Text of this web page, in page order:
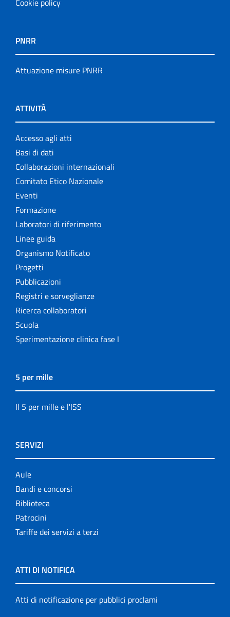
PNRR
Attuazione misure PNRR
ATTIVITÀ
Accesso agli atti
Basi di dati
Collaborazioni internazionali
Comitato Etico Nazionale
Eventi
Formazione
Laboratori di riferimento
Linee guida
Organismo Notificato
Progetti
Pubblicazioni
Registri e sorveglianze
Ricerca collaboratori
Scuola
Sperimentazione clinica fase I
5 per mille
Il 5 per mille e l'ISS
SERVIZI
Aule
Bandi e concorsi
Biblioteca
Patrocini
Tariffe dei servizi a terzi
ATTI DI NOTIFICA
Atti di notificazione per pubblici proclami